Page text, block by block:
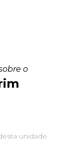
o
unidade